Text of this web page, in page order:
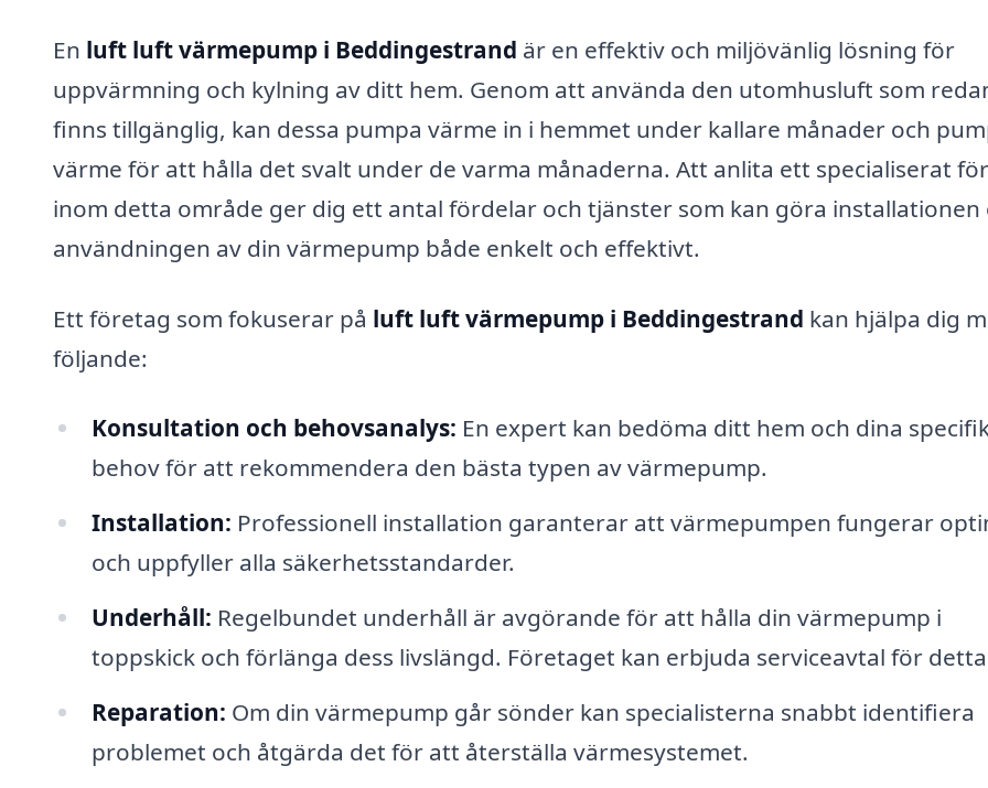
En luft luft värmepump i Beddingestrand är en effektiv och miljövänlig lösning för
uppvärmning och kylning av ditt hem. Genom att använda den utomhusluft som
finns tillgänglig, kan dessa pumpa värme in i hemmet under kallare månader och
värme för att hålla det svalt under de varma månaderna. Att anlita ett specialiserat
inom detta område ger dig ett antal fördelar och tjänster som kan göra installationen
användningen av din värmepump både enkelt och effektivt.
Ett företag som fokuserar på luft luft värmepump i Beddingestrand kan hjälpa dig
följande:
Konsultation och behovsanalys: En expert kan bedöma ditt hem och dina
behov för att rekommendera den bästa typen av värmepump.
Installation: Professionell installation garanterar att värmepumpen fungerar
och uppfyller alla säkerhetsstandarder.
Underhåll: Regelbundet underhåll är avgörande för att hålla din värmepump i
toppskick och förlänga dess livslängd. Företaget kan erbjuda serviceavtal för
Reparation: Om din värmepump går sönder kan specialisterna snabbt identifiera
problemet och åtgärda det för att återställa värmesystemet.